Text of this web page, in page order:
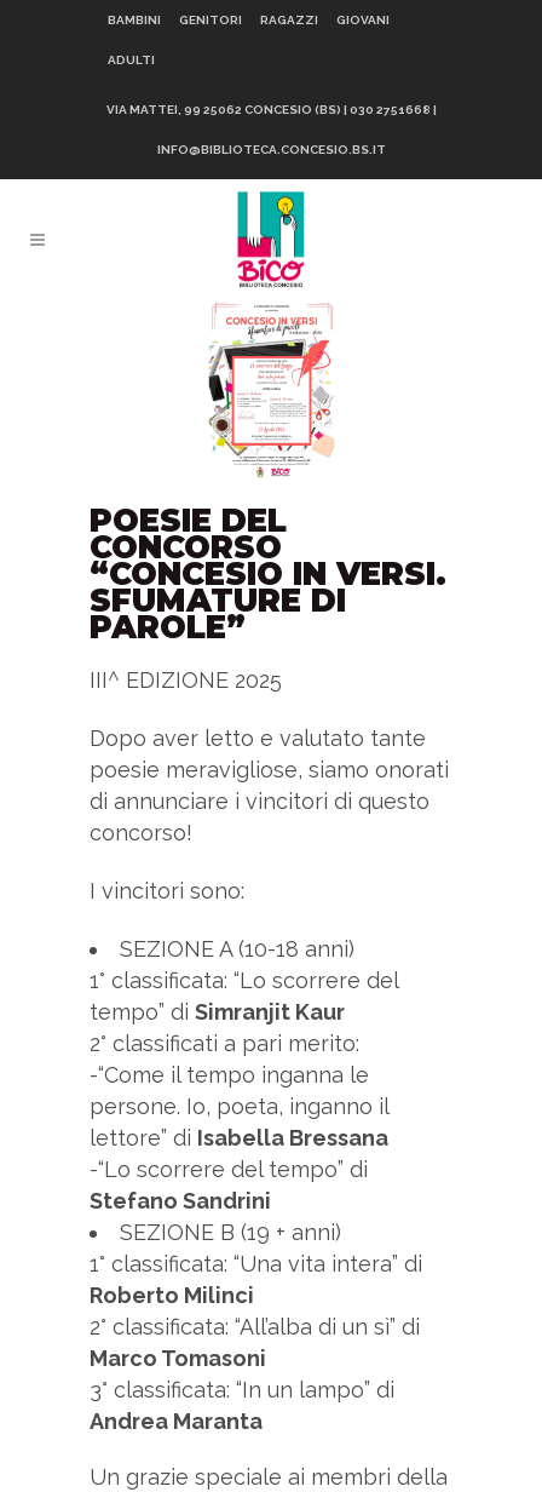
BAMBINI GENITORI RAGAZZI GIOVANI
ADULTI
VIA MATTEI, 99 25062 CONCESIO (BS) | 030 2751668 |
INFO@BIBLIOTECA.CONCESIO.BS.IT
POESIE DEL
CONCORSO
“CONCESIO IN VERSI.
SFUMATURE DI
PAROLE”
III^ EDIZIONE 2025
Dopo aver letto e valutato tante
poesie meravigliose, siamo onorati
di annunciare i vincitori di questo
concorso!
I vincitori sono:
SEZIONE A (10-18 anni)
1° classificata: “Lo scorrere del
tempo” di Simranjit Kaur
2° classificati a pari merito:
-“Come il tempo inganna le
persone. Io, poeta, inganno il
lettore” di Isabella Bressana
-“Lo scorrere del tempo” di
Stefano Sandrini
SEZIONE B (19 + anni)
1° classificata: “Una vita intera” di
Roberto Milinci
2° classificata: “All’alba di un sì” di
Marco Tomasoni
3° classificata: “In un lampo” di
Andrea Maranta
Un grazie speciale ai membri della